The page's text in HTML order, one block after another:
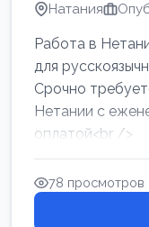
Натания
Работа в
для
Срочно
Нетании с
оплатой<br />
Свежие
78 просмотров